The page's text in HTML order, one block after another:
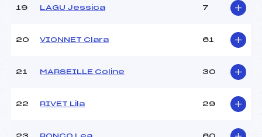
19 LAGU Jessica 7
20 VIONNET Clara 61
21 MARSEILLE Coline 30
22 RIVET Lila 29